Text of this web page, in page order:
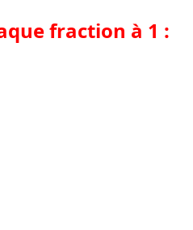
fraction à 1 :